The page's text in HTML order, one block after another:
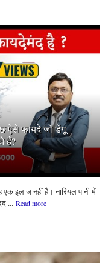
ऐसे फायदे जो डेंगू
हैं?
इलाज नहीं है। नारियल पानी में
... Read more